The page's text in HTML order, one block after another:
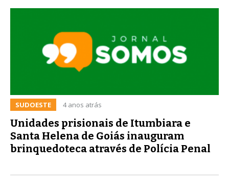
SUDOESTE 4 anos atrás
Unidades prisionais de Itumbiara e
Santa Helena de Goiás inauguram
brinquedoteca através de Polícia Penal